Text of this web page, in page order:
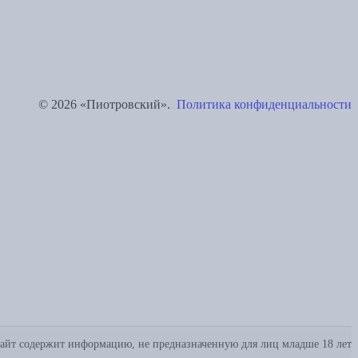
© 2026 «Пиотровский». Политика конфиденциальности
содержит информацию, не предназначенную для лиц младше 18 лет